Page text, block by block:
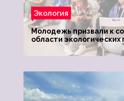
Экология
Молодежь призвали к
области экологических